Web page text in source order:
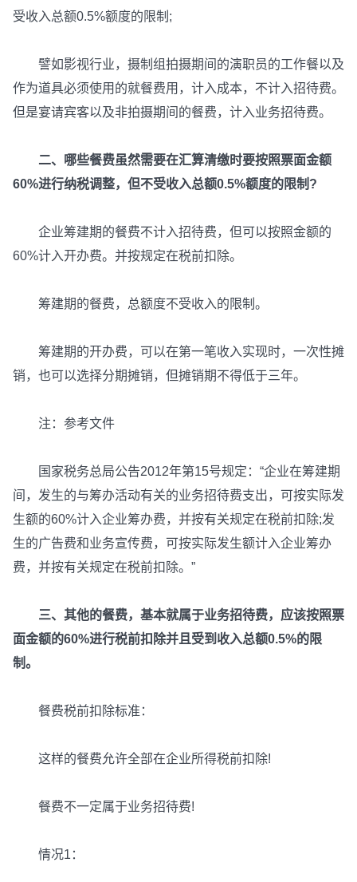
受收入总额0.5%额度的限制;
譬如影视行业，摄制组拍摄期间的演职员的工作餐以及
作为道具必须使用的就餐费用，计入成本，不计入招待费。
但是宴请宾客以及非拍摄期间的餐费，计入业务招待费。
二、哪些餐费虽然需要在汇算清缴时要按照票面金额
60%进行纳税调整，但不受收入总额0.5%额度的限制?
企业筹建期的餐费不计入招待费，但可以按照金额的
60%计入开办费。并按规定在税前扣除。
筹建期的餐费，总额度不受收入的限制。
筹建期的开办费，可以在第一笔收入实现时，一次性摊
销，也可以选择分期摊销，但摊销期不得低于三年。
注：参考文件
国家税务总局公告2012年第15号规定：“企业在筹建期
间，发生的与筹办活动有关的业务招待费支出，可按实际发
生额的60%计入企业筹办费，并按有关规定在税前扣除;发
生的广告费和业务宣传费，可按实际发生额计入企业筹办
费，并按有关规定在税前扣除。”
三、其他的餐费，基本就属于业务招待费，应该按照票
面金额的60%进行税前扣除并且受到收入总额0.5%的限
制。
餐费税前扣除标准：
这样的餐费允许全部在企业所得税前扣除!
餐费不一定属于业务招待费!
情况1：